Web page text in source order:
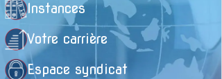
Instances
Votre carrière
Espace syndicat